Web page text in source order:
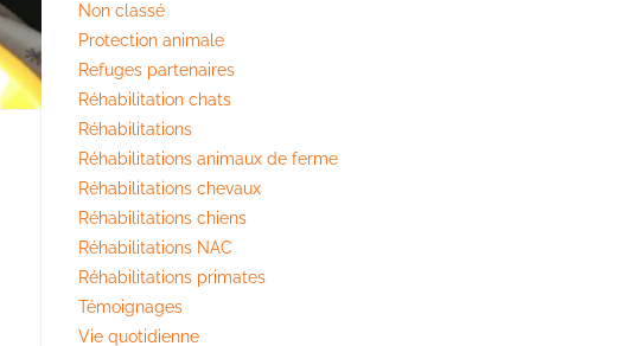
Non classé
Protection animale
Refuges partenaires
Réhabilitation chats
Réhabilitations
Réhabilitations animaux de ferme
Réhabilitations chevaux
Réhabilitations chiens
Réhabilitations NAC
Réhabilitations primates
Témoignages
Vie quotidienne